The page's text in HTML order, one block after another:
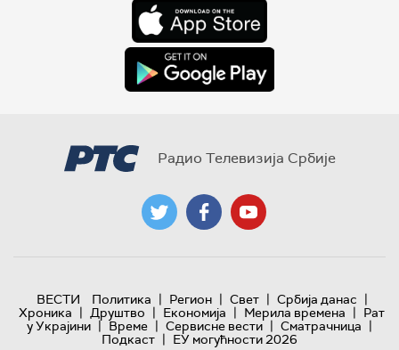
Радио Телевизија Србије
ВЕСТИ Политика | Регион | Свет | Србија данас |
Хроника | Друштво | Економија | Мерила времена | Рат
у Украјини | Време | Сервисне вести | Сматрачница |
Подкаст | ЕУ могућности 2026